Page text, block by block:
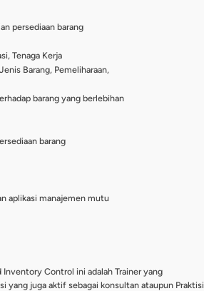
persediaan barang
Tenaga Kerja
Barang, Pemeliharaan,
barang yang berlebihan
barang
aplikasi manajemen mutu
Control ini adalah Trainer yang
yang juga aktif sebagai konsultan ataupun Praktisi